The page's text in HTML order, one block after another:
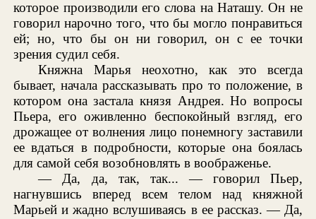
которое производили его слова на Наташу. Он не
говорил нарочно того, что бы могло понравиться
ей; но, что бы он ни говорил, он с ее точки
зрения судил себя.
Княжна Марья неохотно, как это всегда
бывает, начала рассказывать про то положение, в
котором она застала князя Андрея. Но вопросы
Пьера, его оживленно беспокойный взгляд, его
дрожащее от волнения лицо понемногу заставили
ее вдаться в подробности, которые она боялась
для самой себя возобновлять в воображенье.
— Да, да, так, так... — говорил Пьер,
нагнувшись вперед всем телом над княжной
Марьей и жадно вслушиваясь в ее рассказ. — Да,